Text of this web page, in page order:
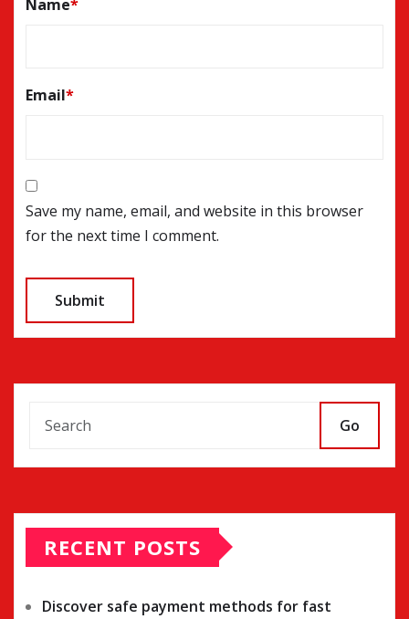
Name*
Email*
Save my name, email, and website in this browser
for the next time I comment.
Go
RECENT POSTS
Discover safe payment methods for fast